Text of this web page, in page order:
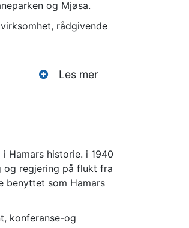
og Mjøsa.
rådgivende
Hamars historie. i 1940
og regjering på flukt fra
benyttet som Hamars
konferanse-og